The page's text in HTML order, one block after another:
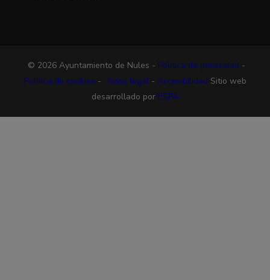
© 2026 Ayuntamiento de Nules - Política de privacidad -
Política de cookies - Aviso legal- Accesibilidad Sitio web
desarrollado por ESPA